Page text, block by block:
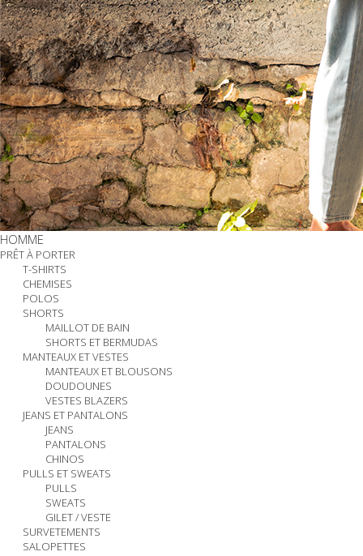
HOMME
PRÊT À PORTER
T-SHIRTS
CHEMISES
POLOS
SHORTS
MAILLOT DE BAIN
SHORTS ET BERMUDAS
MANTEAUX ET VESTES
MANTEAUX ET BLOUSONS
DOUDOUNES
VESTES BLAZERS
JEANS ET PANTALONS
JEANS
PANTALONS
CHINOS
PULLS ET SWEATS
PULLS
SWEATS
GILET / VESTE
SURVETEMENTS
SALOPETTES